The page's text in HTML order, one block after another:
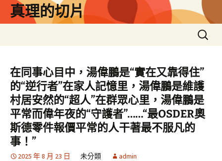
真理的切片
搜
尋
鍵
字:
在同事心目中，湯偉鵬是“實在又靠得住”
的“逆行者”在家人記憶里，湯偉鵬是維護
村居安然的“超人”在群眾心里，湯偉鵬是
平常而偉年夜的“守護者”……“最OSDER奧
斯德零件報價平常的人干著最不服凡的
事！”
2025 年 8 月 23 日 未分類 admin